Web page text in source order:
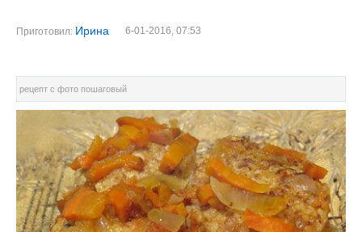
Приготовил: Ирина 6-01-2016, 07:53
рецепт с фото пошаговый